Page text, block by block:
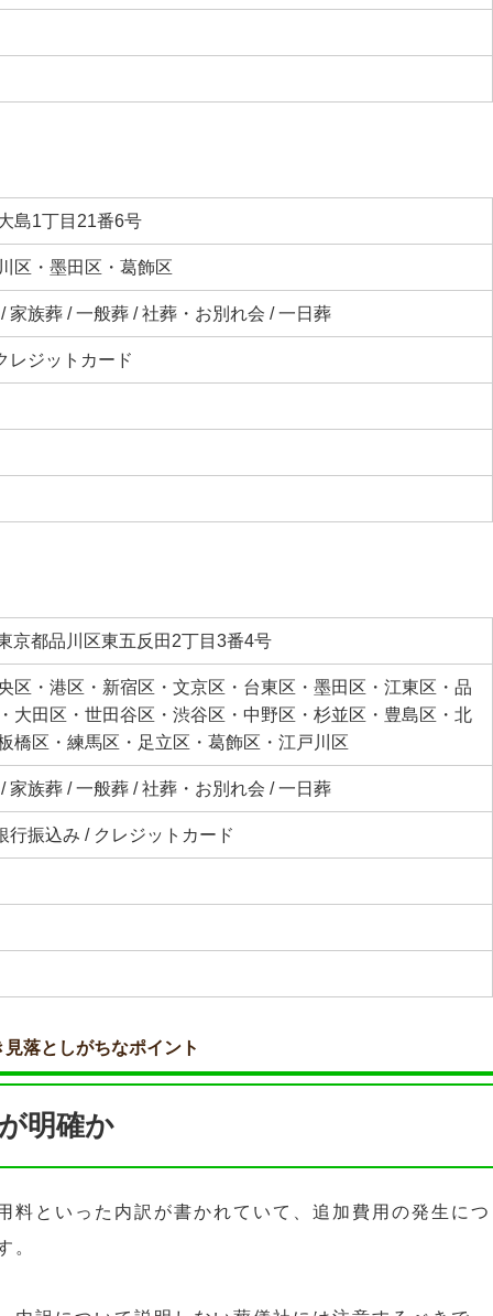
島1丁目21番6号
区・墨田区・葛飾区
家族葬 / 一般葬 / 社葬・お別れ会 / 一日葬
レジットカード
都品川区東五反田2丁目3番4号
区・港区・新宿区・文京区・台東区・墨田区・江東区・品
大田区・世田谷区・渋谷区・中野区・杉並区・豊島区・北
橋区・練馬区・足立区・葛飾区・江戸川区
家族葬 / 一般葬 / 社葬・お別れ会 / 一日葬
行振込み / クレジットカード
落としがちなポイント
明確か
料といった内訳が書かれていて、追加費用の発生につ
。